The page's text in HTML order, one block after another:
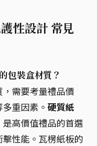
性設計 常見
包裝盒材質？
需要考量禮品價
重因素。 硬質紙
是高價值禮品的首選
性能。瓦楞紙板的